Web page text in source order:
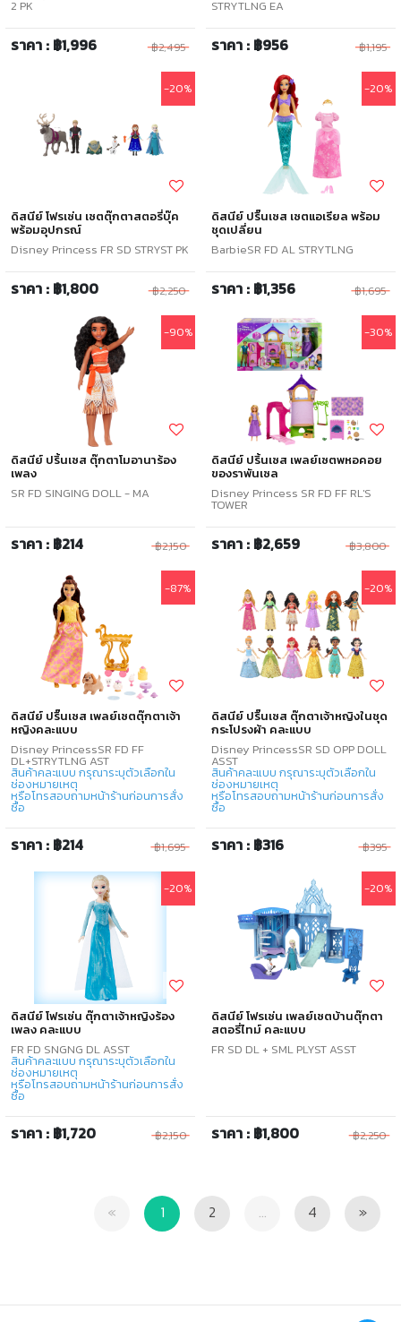
2 PK
ราคา : ฿1,996 ฿2,495
STRYTLNG EA
ราคา : ฿956 ฿1,195
-20%
ดิสนีย์ โฟรเซ่น เซตตุ๊กตาสตอรี่บุ๊ค
พร้อมอุปกรณ์
Disney Princess FR SD STRYST PK
ราคา : ฿1,800 ฿2,250
-20%
ดิสนีย์ ปริ๊นเซส เซตแอเรียล พร้อม
ชุดเปลี่ยน
BarbieSR FD AL STRYTLNG
ราคา : ฿1,356 ฿1,695
-90%
ดิสนีย์ ปริ้นเซส ตุ๊กตาโมอานาร้อง
เพลง
SR FD SINGING DOLL - MA
ราคา : ฿214 ฿2,150
-30%
ดิสนีย์ ปริ้นเซส เพลย์เซตพหอคอย
ของราพันเซล
Disney Princess SR FD FF RL'S
TOWER
ราคา : ฿2,659 ฿3,800
-87%
ดิสนีย์ ปริ๊นเซส เพลย์เซตตุ๊กตาเจ้า
หญิงคละแบบ
Disney PrincessSR FD FF
DL+STRYTLNG AST
สินค้าคละแบบ กรุณาระบุตัวเลือกใน
ช่องหมายเหตุ
หรือโทรสอบถามหน้าร้านก่อนการสั่ง
ซื้อ
ราคา : ฿214 ฿1,695
-20%
ดิสนีย์ ปริ๊นเซส ตุ๊กตาเจ้าหญิงในชุด
กระโปรงผ้า คละแบบ
Disney PrincessSR SD OPP DOLL
ASST
สินค้าคละแบบ กรุณาระบุตัวเลือกใน
ช่องหมายเหตุ
หรือโทรสอบถามหน้าร้านก่อนการสั่ง
ซื้อ
ราคา : ฿316 ฿395
-20%
ดิสนีย์ โฟรเซ่น ตุ๊กตาเจ้าหญิงร้อง
เพลง คละแบบ
FR FD SNGNG DL ASST
สินค้าคละแบบ กรุณาระบุตัวเลือกใน
ช่องหมายเหตุ
หรือโทรสอบถามหน้าร้านก่อนการสั่ง
ซื้อ
ราคา : ฿1,720 ฿2,150
-20%
ดิสนีย์ โฟรเซ่น เพลย์เซตบ้านตุ๊กตา
สตอรี่ไทม์ คละแบบ
FR SD DL + SML PLYST ASST
ราคา : ฿1,800 ฿2,250
« Previous1 2 ... 4 »Next